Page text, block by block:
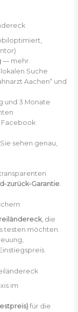
— mehr
Suche
Aachen“ und
und 3 Monate
sehen genau,
zurück-Garantie.
, die
testen möchten.
im
für die